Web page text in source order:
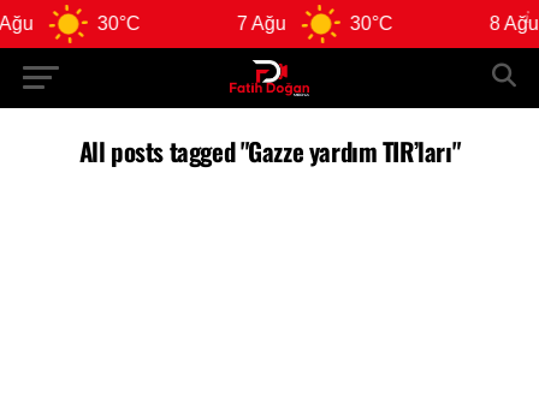
30°C 7 Ağu 30°C 8 Ağu
All posts tagged "Gazze yardım TIR’ları"